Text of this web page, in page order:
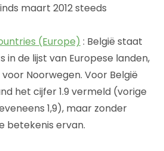
maart 2012 steeds
(Europe) : België staat
in de lijst van Europese landen,
Noorwegen. Voor België
het cijfer 1.9 vermeld (vorige
1,9), maar zonder
betekenis ervan.